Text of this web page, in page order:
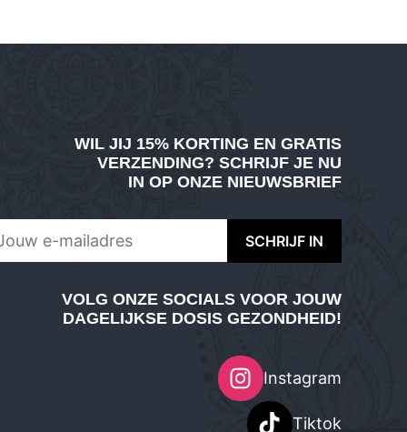
WIL JIJ 15% KORTING EN GRATIS
VERZENDING? SCHRIJF JE NU
IN OP ONZE NIEUWSBRIEF
VOLG ONZE SOCIALS VOOR JOUW
DAGELIJKSE DOSIS GEZONDHEID!
Instagram
Tiktok